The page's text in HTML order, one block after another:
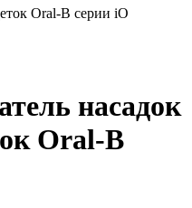
Oral-B серии iO
насадок
Oral-B